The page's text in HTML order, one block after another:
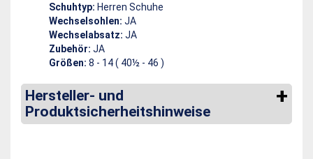
Schuhtyp: Herren Schuhe
Wechselsohlen: JA
Wechselabsatz: JA
Zubehör: JA
Größen: 8 - 14 ( 40½ - 46 )
Hersteller- und
Produktsicherheitshinweise